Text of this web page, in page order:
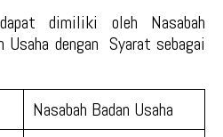
dimiliki oleh Nasabah
Usaha dengan Syarat sebagai
Nasabah Badan Usaha